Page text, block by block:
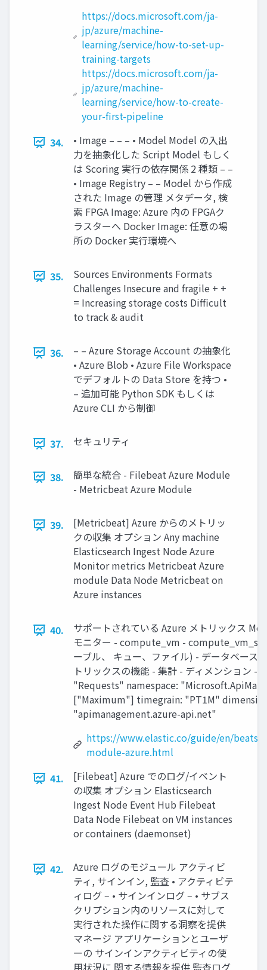
https://docs.microsoft.com/ja-
jp/azure/machine-
learning/service/how-to-set-up-
training-targets
https://docs.microsoft.com/ja-
jp/azure/machine-
learning/service/how-to-create-
your-first-pipeline
34.
• Image – – – • Model Model の⼊出
⼒を抽象化した Script Model もしく
は Scoring 実⾏の依存関係 2 種類 – –
• Image Registry – – Model から作成
された Image の管理 メタデータ, 検
索 FPGA Image: Azure 内の FPGAク
ラスターへ Docker Image: 任意の場
所の Docker 実⾏環境へ
35.
Sources Environments Formats
Challenges Insecure and fragile + +
= Increasing storage costs Difficult
to track & audit
36.
– – Azure Storage Account の抽象化
• Azure Blob • Azure File Workspace
でデフォルトの Data Store を持つ •
– 追加可能 Python SDK もしくは
Azure CLI から制御
37. セキュリティ
38.
簡単な統合 - Filebeat Azure Module
- Metricbeat Azure Module
39.
[Metricbeat] Azure からのメトリッ
クの収集 オプション Any machine
Elasticsearch Ingest Node Azure
Monitor metrics Metricbeat Azure
module Data Node Metricbeat on
Azure instances
40.
サポートされている Azure メトリックス
モニター - compute_vm -
ーブル、 キュー、ファイル) - データベース
トリックスの機能 - 集計 - ディメンション -
"Requests" namespace:
["Maximum"] timegrain: "PT1M"
"apimanagement.azure-api.net"
https://www.elastic.co/guide/en/
module-azure.html
41.
[Filebeat] Azure でのログ/イベント
の収集 オプション Elasticsearch
Ingest Node Event Hub Filebeat
Data Node Filebeat on VM instances
or containers (daemonset)
42.
Azure ログのモジュール アクティビ
ティ, サインイン, 監査 • アクティビテ
ィログ ‒ • サインインログ ‒ • サブス
クリプション内のリソースに対して
実⾏された操作に関する洞察を提供
マネージ アプリケーションとユーザ
ーの サインインアクティビティの使